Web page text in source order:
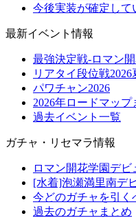
今後実装が確定して
最新イベント情報
最強決定戦-ロマン
リアタイ段位戦2026
パワチャン2026
2026年ロードマップ
過去イベント一覧
ガチャ・リセマラ情報
ロマン開花学園デビ
[水着]泡瀬満里南デ
今どのガチャを引く
過去のガチャまとめ